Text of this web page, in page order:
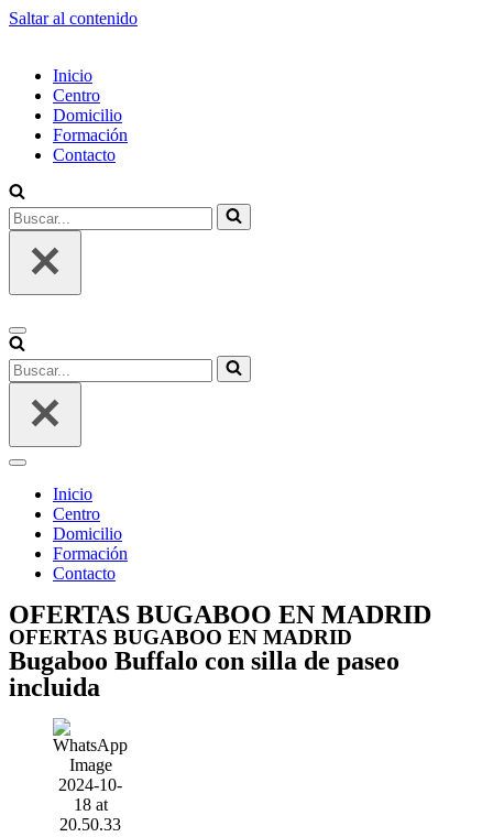
Saltar al contenido
Inicio
Centro
Domicilio
Formación
Contacto
Buscar...
Menú
de
navegación
Buscar...
Menú
navegación
Inicio
Centro
Domicilio
Formación
Contacto
OFERTAS BUGABOO EN MADRID
OFERTAS BUGABOO EN MADRID
Bugaboo Buffalo con silla de paseo
incluida